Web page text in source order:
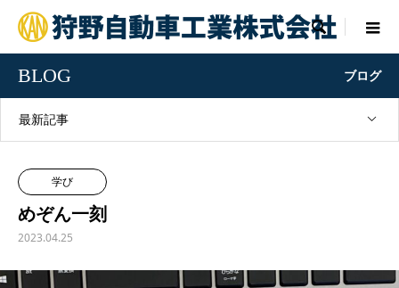

BLOG ブログ
最新記事
学び
めぞん一刻
2023.04.25